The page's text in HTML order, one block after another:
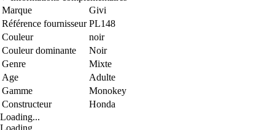
Marque
Givi
Référence fournisseur PL148
Couleur
noir
Couleur dominante
Noir
Genre
Mixte
Age
Adulte
Gamme
Monokey
Constructeur
Honda
Loading...